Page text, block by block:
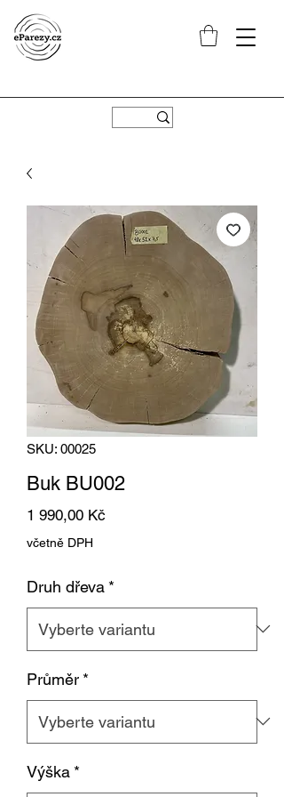
SKU: 00025
Buk BU002
1 990,00 Kč
včetně DPH
Druh dřeva *
Průměr *
Výška *